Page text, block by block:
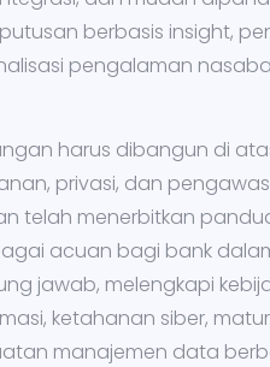
berbasis insight,
pengalaman
harus dibangun di
privasi, dan
telah menerbitkan
acuan bagi bank
jawab, melengkapi
ketahanan siber,
manajemen data